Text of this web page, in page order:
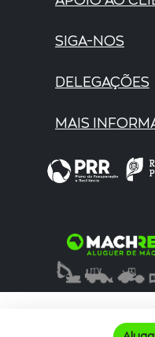
SIGA-NOS
DELEGAÇÕES
MAIS